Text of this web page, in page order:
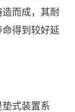
而成，其耐
得到较好延
式装置系